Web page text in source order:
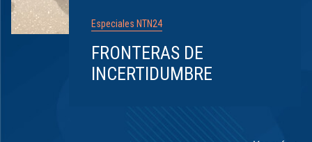
Especiales NTN24
FRONTERAS DE
INCERTIDUMBRE